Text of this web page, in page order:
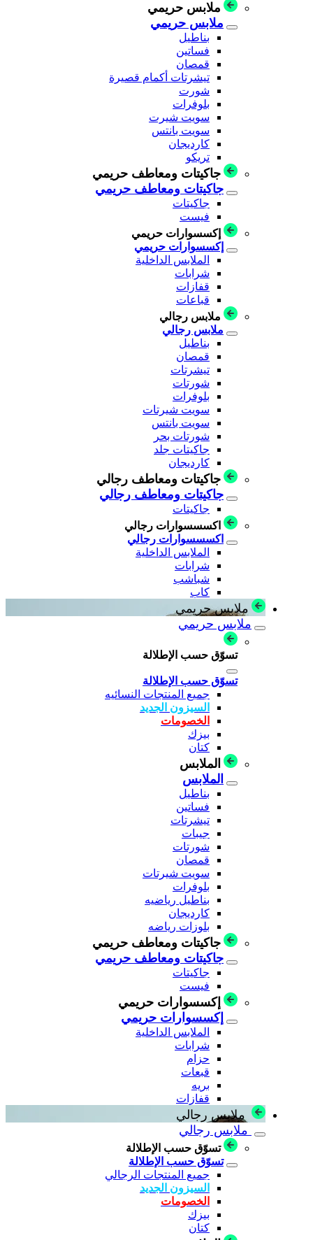
ملابس حريمي
ملابس حريمي
بناطيل
فساتين
قمصان
تيشرتات أكمام قصيرة
شورت
بلوفرات
سويت شيرت
سويت بانتس
كارديجان
تريكو
جاكيتات ومعاطف حريمي
جاكيتات ومعاطف حريمي
جاكيتات
فيست
إكسسوارات حريمي
إكسسوارات حريمي
الملابس الداخلية
شرابات
قفازات
قباعات
ملابس رجالي
ملابس رجالي
بناطيل
قمصان
تيشرتات
شورتات
بلوفرات
سويت شيرتات
سويت بانتس
شورتات بحر
جاكيتات جلد
كارديجان
جاكيتات ومعاطف رجالي
جاكيتات ومعاطف رجالي
جاكيتات
اكسسسوارات رجالي
اكسسسوارات رجالي
الملابس الداخلية
شرابات
شباشب
كاب
ملابس حريمي
ملابس حريمي
تسوّق حسب الإطلالة
تسوّق حسب الإطلالة
جميع المنتجات النسائيه
السيزون الجديد
الخصومات
بيزك
كتان
الملابس
الملابس
بناطيل
فساتين
تيشرتات
جيبات
شورتات
قمصان
سويت شيرتات
بلوفرات
بناطيل رياضيه
كارديجان
بلوزات رياضه
جاكيتات ومعاطف حريمي
جاكيتات ومعاطف حريمي
جاكيتات
فيست
إكسسوارات حريمي
إكسسوارات حريمي
الملابس الداخلية
شرابات
حزام
قبعات
بريه
قفازات
ملابس رجالي
ملابس رجالي
تسوّق حسب الإطلالة
تسوّق حسب الإطلالة
جميع المنتجات الرجالي
السيزون الجديد
الخصومات
بيزك
كتان